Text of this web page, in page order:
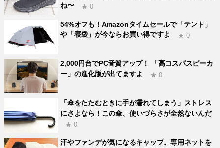
ね〜
★ 0
54%オフも！Amazonタイムセールで「テント」
や「寝袋」が今ならお買い得ですよ
★ 0
2,000円台でPC音質アップ！ 「高コスパスピーカ
ー」の進化版が出てますよ
★ 0
「傘をたたむときに手が濡れてしまう」ストレス
にさよなら！この傘、使いづらさが全然ないんだ
★ 0
汗やファンデが気になるキャップ。専用ネットを